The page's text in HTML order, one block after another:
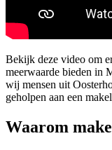
Bekijk deze video om
meerwaarde bieden in
wij mensen uit
geholpen aan een
Waarom